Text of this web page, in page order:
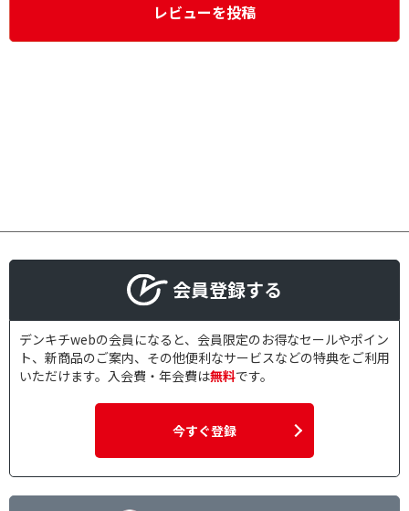
レビューを投稿
会員登録する
デンキチwebの会員になると、会員限定のお得なセールやポイン
ト、新商品のご案内、その他便利なサービスなどの特典をご利用
いただけます。入会費・年会費は無料です。
今すぐ登録